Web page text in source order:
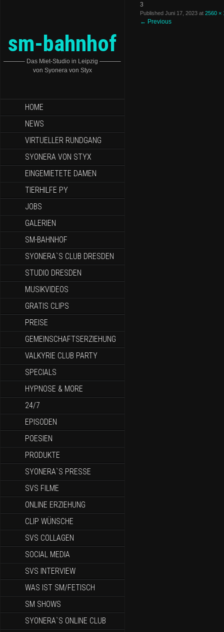
sm-bahnhof
———– Das Miet-Studio in Leipzig ———–
von Syonera von Styx
HOME
NEWS
VIRTUELLER RUNDGANG
SYONERA VON STYX
EINGEMIETETE DAMEN
TIERHILFE PY
JOBS
GALERIEN
SM-BAHNHOF
SYONERA`S CLUB DRESDEN
STUDIO DRESDEN
MUSIKVIDEOS
GRATIS CLIPS
PREISE
GEMEINSCHAFTSERZIEHUNG
VALKYRIE CLUB PARTY
SPECIALS
HYPNOSE & MORE
24/7
EPISODEN
POESIEN
PRODUKTE
SYONERA`S PRESSE
SVS FILME
ONLINE ERZIEHUNG
CLIP WÜNSCHE
SVS COLLAGEN
SOCIAL MEDIA
SVS INTERVIEW
WAS IST SM/FETISCH
SM SHOWS
SYONERA`S ONLINE CLUB
3
Published Juni 17, 2023 at 2560 ×
← Previous